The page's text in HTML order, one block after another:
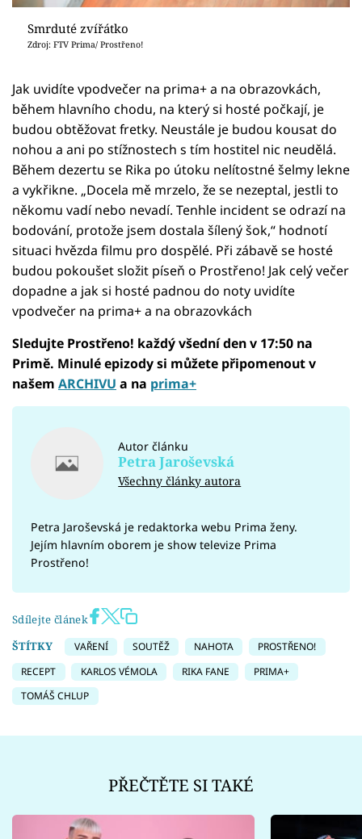
Smrduté zvířátko
Zdroj: FTV Prima/ Prostřeno!
Jak uvidíte vpodvečer na prima+ a na obrazovkách,
během hlavního chodu, na který si hosté počkají, je
budou obtěžovat fretky. Neustále je budou kousat do
nohou a ani po stížnostech s tím hostitel nic neudělá.
Během dezertu se Rika po útoku nelítostné šelmy lekne
a vykřikne. „Docela mě mrzelo, že se nezeptal, jestli to
někomu vadí nebo nevadí. Tenhle incident se odrazí na
bodování, protože jsem dostala šílený šok,“ hodnotí
situaci hvězda filmu pro dospělé. Při zábavě se hosté
budou pokoušet složit píseň o Prostřeno! Jak celý večer
dopadne a jak si hosté padnou do noty uvidíte
vpodvečer na prima+ a na obrazovkách
Sledujte Prostřeno! každý všední den v 17:50 na
Primě. Minulé epizody si můžete připomenout v
našem ARCHIVU a na prima+
Autor článku
Petra Jaroševská
Všechny články autora
Petra Jaroševská je redaktorka webu Prima ženy.
Jejím hlavním oborem je show televize Prima
Prostřeno!
Sdílejte článek
ŠTÍTKY
VAŘENÍ SOUTĚŽ NAHOTA
PROSTŘENO!
RECEPT
KARLOS VÉMOLA RIKA FANE
PRIMA+
TOMÁŠ CHLUP
PŘEČTĚTE SI TAKÉ